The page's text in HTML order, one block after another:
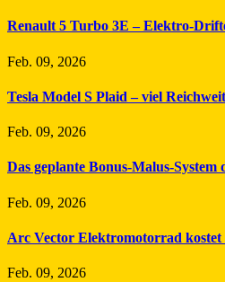
Renault 5 Turbo 3E – Elektro-
Feb. 09, 2026
Tesla Model S Plaid – viel
Feb. 09, 2026
Das geplante Bonus-Malus-System
Feb. 09, 2026
Arc Vector Elektromotorrad kostet
Feb. 09, 2026